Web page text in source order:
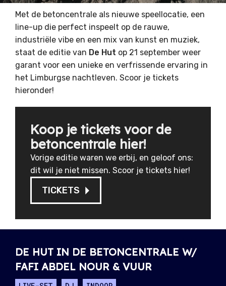
Met de betoncentrale als nieuwe speellocatie, een
line-up die perfect inspeelt op de rauwe,
industriële vibe en een mix van kunst en muziek,
staat de editie van De Hut op 21 september weer
garant voor een unieke en verfrissende ervaring in
het Limburgse nachtleven. Scoor je tickets
hieronder!
Koop je tickets voor de
betoncentrale hier!
Vorige editie waren we erbij, en geloof ons:
dit wil je niet missen. Scoor je tickets hier!
TICKETS
DE HUT IN DE BETONCENTRALE W/
FAFI ABDEL NOUR & VUUR